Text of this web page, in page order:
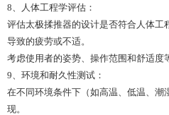
8、人体工程学评估：
评估太极揉推器的设计是否符合人体工
导致的疲劳或不适。
考虑使用者的姿势、操作范围和舒适度
9、环境和耐久性测试：
在不同环境条件下（如高温、低温、潮
现。